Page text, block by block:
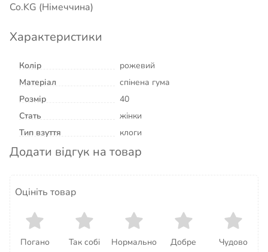
Co.KG (Німеччина)
Характеристики
Колір
рожевий
Матеріал
спінена гума
Розмір
40
Стать
жінки
Тип взуття
клоги
Додати відгук на товар
Оцініть товар
Погано Так собі Нормально Добре Чудово